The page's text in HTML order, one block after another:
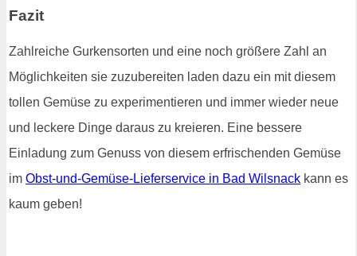
Fazit
Zahlreiche Gurkensorten und eine noch größere Zahl an
Möglichkeiten sie zuzubereiten laden dazu ein mit diesem
tollen Gemüse zu experimentieren und immer wieder neue
und leckere Dinge daraus zu kreieren. Eine bessere
Einladung zum Genuss von diesem erfrischenden Gemüse
im Obst-und-Gemüse-Lieferservice in Bad Wilsnack kann es
kaum geben!